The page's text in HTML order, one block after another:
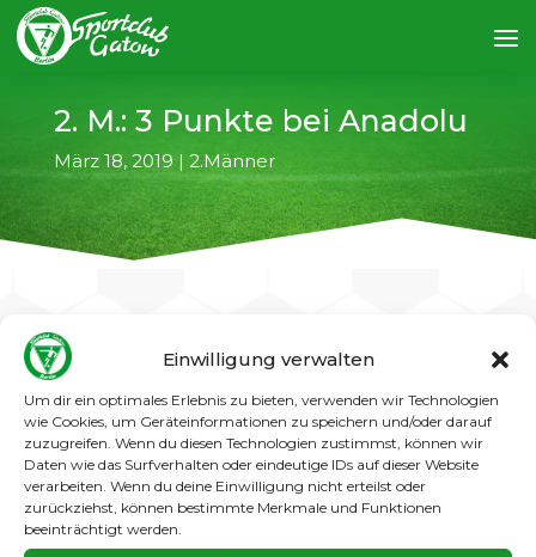
Einwilligung verwalten
Um dir ein optimales Erlebnis zu bieten, verwenden wir Technologien
wie Cookies, um Geräteinformationen zu speichern und/oder darauf
zuzugreifen. Wenn du diesen Technologien zustimmst, können wir
Daten wie das Surfverhalten oder eindeutige IDs auf dieser Website
verarbeiten. Wenn du deine Einwilligung nicht erteilst oder
zurückziehst, können bestimmte Merkmale und Funktionen
beeinträchtigt werden.
2. M.: 3 Punkte bei Anadolu
März 18, 2019 | 2.Männer
←
Die starke Trainingsbeteiligung zahlt sich aus!
Nach den tollen, aber leider punktlosen
Auftritten gegen TeBe und Meteor gelang
unserer 2. Männer nun beim Tabellenvierten,
der Mannschaft von Anadoluspor, ein wichtiger